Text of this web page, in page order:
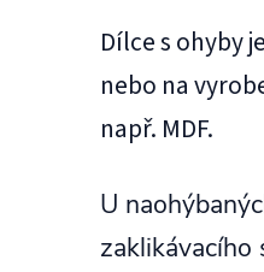
Dílce s ohyby
nebo na
např. MDF.
U